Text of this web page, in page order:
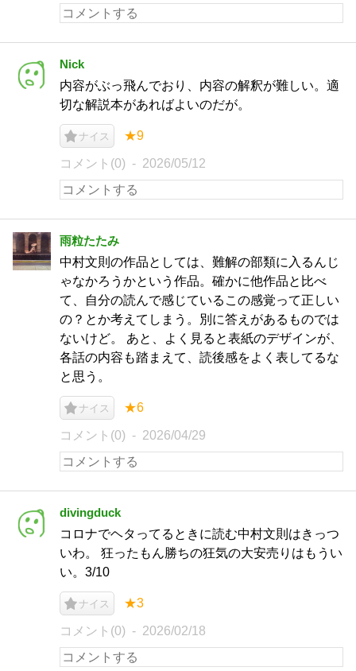
Nick
内容がぶっ飛んでおり、内容の解釈が難しい。適
切な解説本があればよいのだが。
ナイス ★9
コメント(0) 2026/05/12
雨粒たたみ
中村文則の作品としては、難解の部類に入るんじ
ゃなかろうかという作品。確かに他作品と比べ
て、自分の読んで感じているこの感覚って正しい
の？とか考えてしまう。別に答えがあるものでは
ないけど。 あと、よく見ると表紙のデザインが、
各話の内容も踏まえて、読後感をよく表してるな
と思う。
ナイス ★6
コメント(0) 2026/04/29
divingduck
コロナでヘタってるときに読む中村文則はきっつ
いわ。 狂ったもん勝ちの狂気の大安売りはもうい
い。3/10
ナイス ★3
コメント(0) 2026/02/18